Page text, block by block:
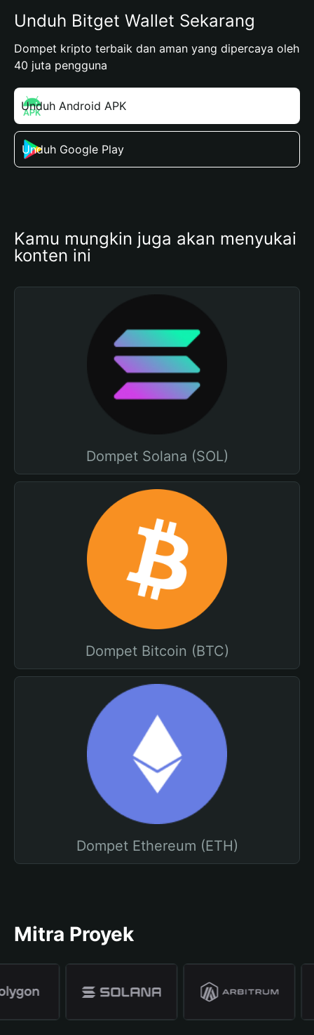
Unduh Bitget Wallet Sekarang
Dompet kripto terbaik dan aman yang dipercaya oleh
40 juta pengguna
Unduh Android APK
Unduh Google Play
Kamu mungkin juga akan menyukai
konten ini
Dompet Solana (SOL)
Dompet Bitcoin (BTC)
Dompet Ethereum (ETH)
Mitra Proyek